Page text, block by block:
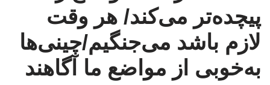
پیچده‌تر می‌کند/ هر وقت
لازم باشد می‌جنگیم/چینی‌ها
به‌خوبی از مواضع ما آگاهند